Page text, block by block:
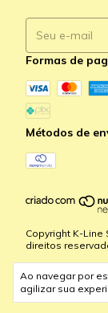
Ao navegar por
agilizar sua
Formas de
Métodos de
Copyright K-Line
direitos